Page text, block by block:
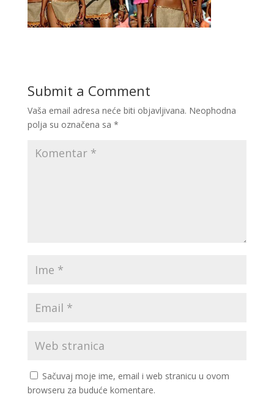
Submit a Comment
Vaša email adresa neće biti objavljivana. Neophodna
polja su označena sa *
Sačuvaj moje ime, email i web stranicu u ovom
browseru za buduće komentare.